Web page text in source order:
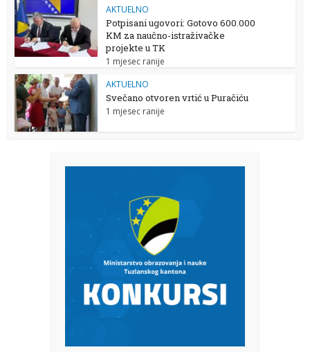
AKTUELNO
Potpisani ugovori: Gotovo 600.000
KM za naučno-istraživačke
projekte u TK
1 mjesec ranije
AKTUELNO
Svečano otvoren vrtić u Puračiću
1 mjesec ranije